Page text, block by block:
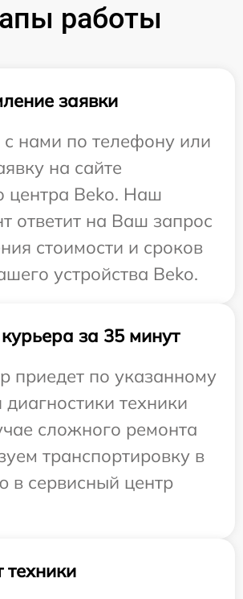
работы
заявки
нами по телефону или
на сайте
центра Beko. Наш
ответит на Ваш запрос
стоимости и сроков
устройства Beko.
за 35 минут
приедет по указанному
диагностики техники
сложного ремонта
транспортировку в
в сервисный центр
техники